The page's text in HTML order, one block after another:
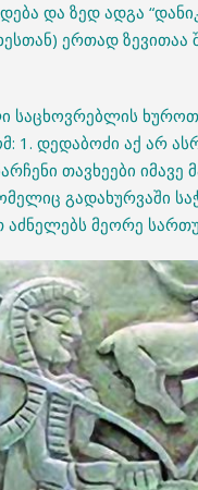
და ზედ ადგა
ერთად
საცხოვრებლის
1. დედაბოძი აქ არ
თავხეები
გადახურვაში
მეორე